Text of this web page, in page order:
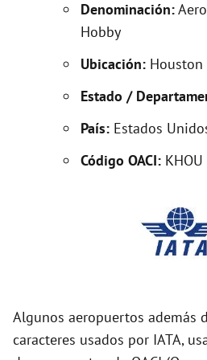
d
e
Denominación:
Hobby
Ubicación: Houston
Estado /
País: Estados
Código OACI: KHOU
Algunos aeropuertos además
caracteres usados por IATA,